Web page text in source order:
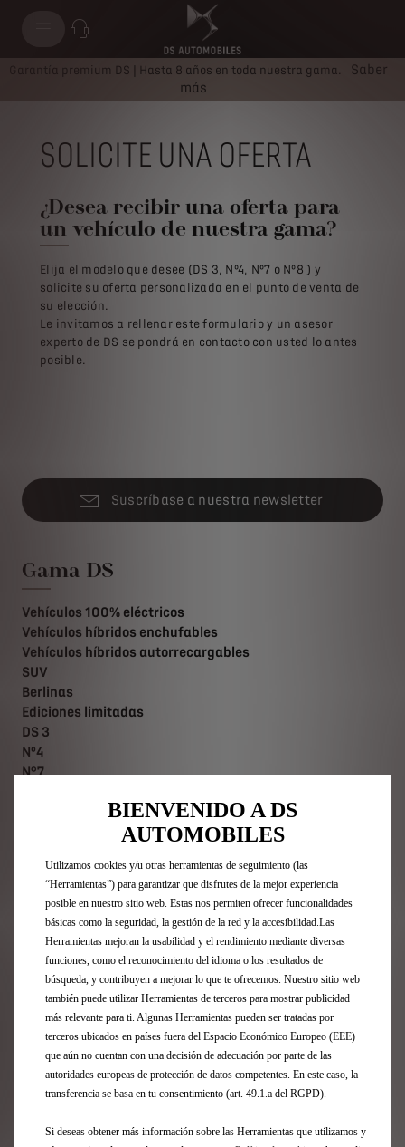
Garantía premium DS | Hasta 8 años en toda nuestra gama.
Saber
más
SOLICITE UNA OFERTA
¿Desea recibir una oferta para
un vehículo de nuestra gama?
Elija el modelo que desee (DS 3, Nº4, Nº7 o Nº8 ) y
solicite su oferta personalizada en el punto de venta de
su elección.
Le invitamos a rellenar este formulario y un asesor
experto de DS se pondrá en contacto con usted lo antes
posible.
Suscríbase a nuestra newsletter
Gama DS
Vehículos 100% eléctricos
Vehículos híbridos enchufables
Vehículos híbridos autorrecargables
SUV
Berlinas
Ediciones limitadas
DS 3
Nº4
N°7
Acceso Directo
Compra online
Configurador DS
Ofertas Particulares
Ofertas Profesionales
Recarga y autonomía eléctrica
Tecnologías
Financiación
Encuentre un punto de venta
Contáctenos
Solicite una prueba
BIENVENIDO A DS
AUTOMOBILES
Utilizamos cookies y/u otras herramientas de seguimiento (las
“Herramientas”) para garantizar que disfrutes de la mejor experiencia
posible en nuestro sitio web. Estas nos permiten ofrecer funcionalidades
básicas como la seguridad, la gestión de la red y la accesibilidad.Las
Herramientas mejoran la usabilidad y el rendimiento mediante diversas
funciones, como el reconocimiento del idioma o los resultados de
búsqueda, y contribuyen a mejorar lo que te ofrecemos. Nuestro sitio web
también puede utilizar Herramientas de terceros para mostrar publicidad
más relevante para ti. Algunas Herramientas pueden ser tratadas por
terceros ubicados en países fuera del Espacio Económico Europeo (EEE)
que aún no cuentan con una decisión de adecuación por parte de las
autoridades europeas de protección de datos competentes. En este caso, la
transferencia se basa en tu consentimiento (art. 49.1.a del RGPD).
Si deseas obtener más información sobre las Herramientas que utilizamos y